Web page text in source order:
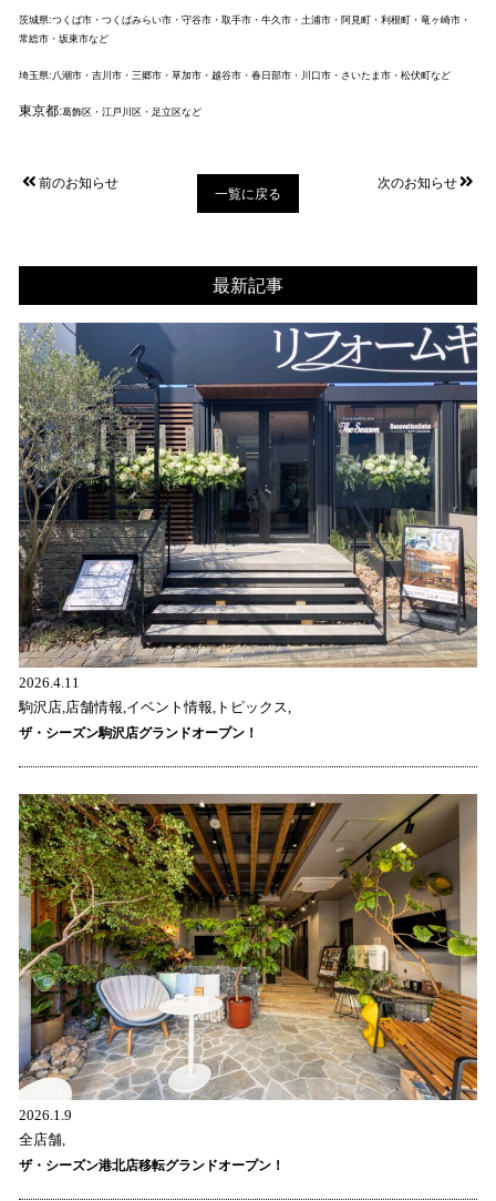
茨城県:つくば市・つくばみらい市・守谷市・取手市・牛久市・土浦市・阿見町・利根町・竜ヶ崎市・
常総市・坂東市など
埼玉県:八潮市・吉川市・三郷市・草加市・越谷市・春日部市・川口市・さいたま市・松伏町など
東京都:葛飾区・江戸川区・足立区など
前のお知らせ
一覧に戻る
次のお知らせ
最新記事
2026.4.11
駒沢店,店舗情報,イベント情報,トピックス,
ザ・シーズン駒沢店グランドオープン！
2026.1.9
全店舗,
ザ・シーズン港北店移転グランドオープン！